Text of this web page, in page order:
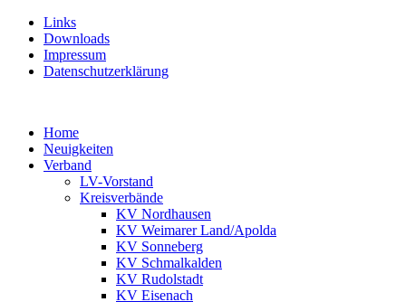
Links
Downloads
Impressum
Datenschutzerklärung
Home
Neuigkeiten
Verband
LV-Vorstand
Kreisverbände
KV Nordhausen
KV Weimarer Land/Apolda
KV Sonneberg
KV Schmalkalden
KV Rudolstadt
KV Eisenach